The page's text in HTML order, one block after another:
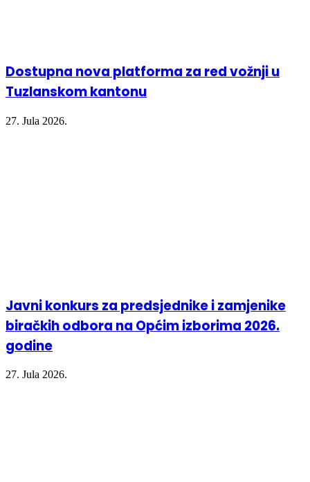
Dostupna nova platforma za red vožnji u
Tuzlanskom kantonu
27. Jula 2026.
Javni konkurs za predsjednike i zamjenike
biračkih odbora na Općim izborima 2026.
godine
27. Jula 2026.